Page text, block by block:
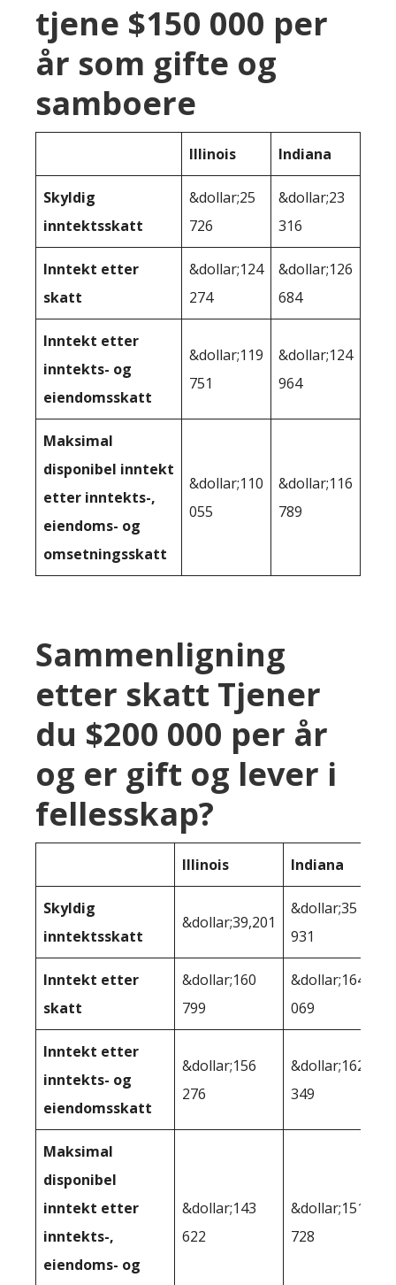
tjene $150 000 per
år som gifte og
samboere
Illinois Indiana
Skyldig
inntektsskatt
&dollar;25
726
&dollar;23
316
Inntekt etter
skatt
&dollar;124
274
&dollar;126
684
Inntekt etter
inntekts- og
eiendomsskatt
&dollar;119
751
&dollar;124
964
Maksimal
disponibel inntekt
etter inntekts-,
eiendoms- og
omsetningsskatt
&dollar;110
055
&dollar;116
789
Sammenligning
etter skatt Tjener
du $200 000 per år
og er gift og lever i
fellesskap?
Illinois Indiana
Skyldig
inntektsskatt
&dollar;39,201
&dollar;35
931
Inntekt etter
skatt
&dollar;160
799
&dollar;164
069
Inntekt etter
inntekts- og
eiendomsskatt
&dollar;156
276
&dollar;162
349
Maksimal
disponibel
inntekt etter
inntekts-,
eiendoms- og
&dollar;143
622
&dollar;151
728